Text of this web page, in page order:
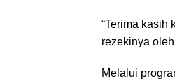
“Terima kasih
rezekinya
Melalui